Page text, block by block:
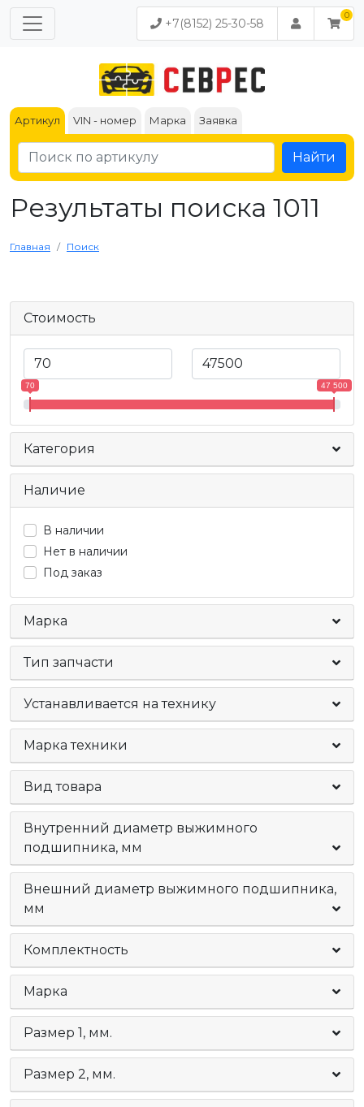
+7(8152) 25-30-58
Артикул VIN - номер Марка Заявка
Найти
Результаты поиска 1011
Главная Поиск
Стоимость
70 47 500
Наличие
В наличии
Нет в наличии
Под заказ
Марка
Тип запчасти
Устанавливается на технику
Марка техники
Вид товара
Внутренний диаметр выжимного
подшипника, мм
Внешний диаметр выжимного подшипника,
мм
Комплектность
Категория
Марка
Размер 1, мм.
Размер 2, мм.